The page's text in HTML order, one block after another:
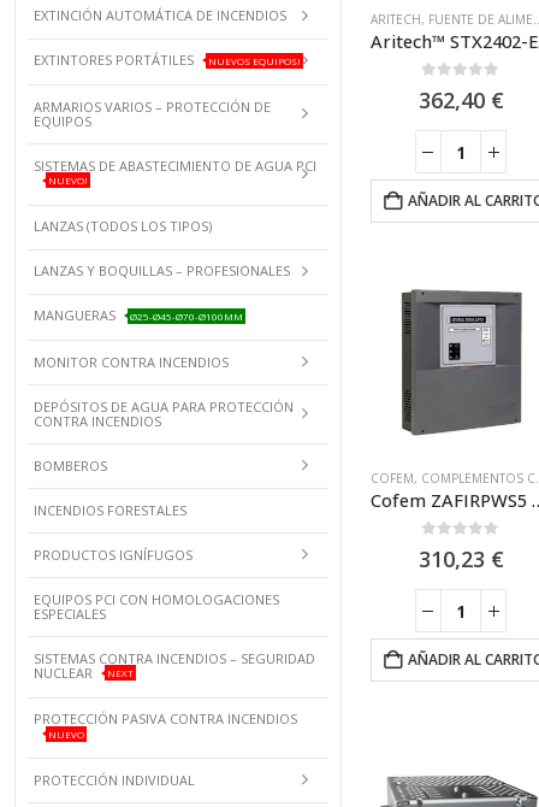
ARITECH, FUENTE DE ALIMENTACIÓN EN54
362,40 €
AÑADIR AL
COFEM, COMPLEMENTOS COFEM
Cofem ZAFIRPWS5
310,23 €
AÑADIR AL
EXTINCIÓN AUTOMÁTICA DE INCENDIOS
EXTINTORES PORTÁTILES NUEVOS EQUIPOS!
ARMARIOS VARIOS – PROTECCIÓN DE
EQUIPOS
SISTEMAS DE ABASTECIMIENTO DE AGUA PCI
NUEVO!
LANZAS (TODOS LOS TIPOS)
LANZAS Y BOQUILLAS – PROFESIONALES
MANGUERAS Ø25-Ø45-Ø70-Ø100MM
MONITOR CONTRA INCENDIOS
DEPÓSITOS DE AGUA PARA PROTECCIÓN
CONTRA INCENDIOS
BOMBEROS
INCENDIOS FORESTALES
PRODUCTOS IGNÍFUGOS
EQUIPOS PCI CON HOMOLOGACIONES
ESPECIALES
SISTEMAS CONTRA INCENDIOS – SEGURIDAD
NUCLEAR
NEXT
PROTECCIÓN PASIVA CONTRA INCENDIOS
NUEVO
PROTECCIÓN INDIVIDUAL